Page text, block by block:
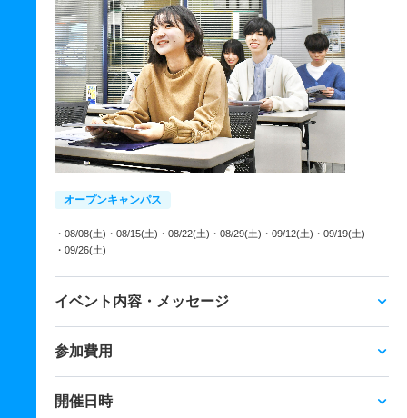
オープンキャンパス
・08/08(土) ・08/15(土) ・08/22(土) ・08/29(土) ・09/12(土) ・09/19(土)
・09/26(土)
イベント内容・メッセージ
参加費用
開催日時